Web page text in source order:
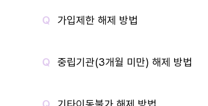
가입제한 해제 방법
중립기관(3개월 미만) 해제 방법